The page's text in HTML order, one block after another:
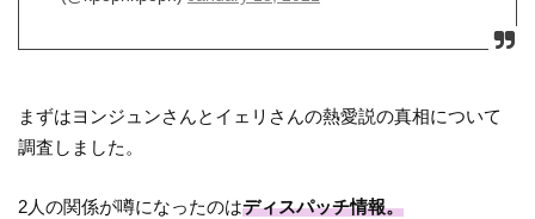
まずはヨンジュンさんとイェリさんの熱愛説の真相について
調査しました。
2人の関係が噂になったのはディスパッチ情報。